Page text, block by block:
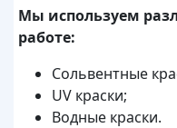
Мы используем
работе:
Сольвентные
UV краски;
Водные краски.